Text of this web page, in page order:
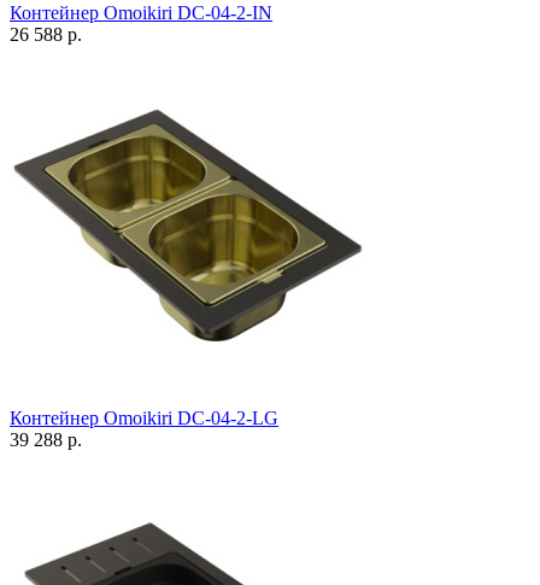
Контейнер Omoikiri DC-04-2-IN
26 588 р.
Контейнер Omoikiri DC-04-2-LG
39 288 р.